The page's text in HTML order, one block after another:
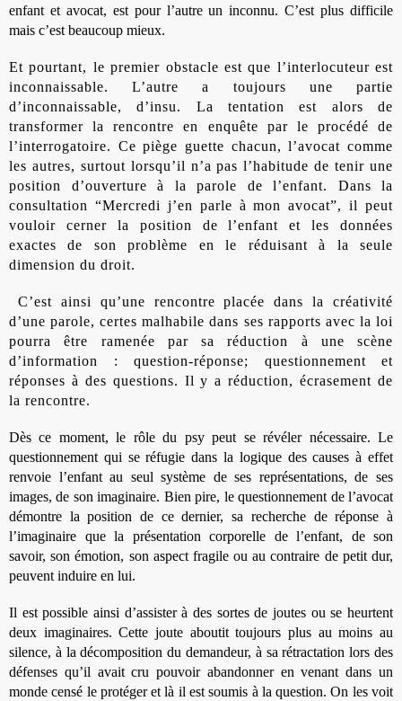
enfant et avocat, est pour l’autre un inconnu. C’est plus difficile
mais c’est beaucoup mieux.
Et pourtant, le premier obstacle est que l’interlocuteur est
inconnaissable. L’autre a toujours une partie
d’inconnaissable, d’insu. La tentation est alors de
transformer la rencontre en enquête par le procédé de
l’interrogatoire. Ce piège guette chacun, l’avocat comme
les autres, surtout lorsqu’il n’a pas l’habitude de tenir une
position d’ouverture à la parole de l’enfant. Dans la
consultation “Mercredi j’en parle à mon avocat”, il peut
vouloir cerner la position de l’enfant et les données
exactes de son problème en le réduisant à la seule
dimension du droit.
C’est ainsi qu’une rencontre placée dans la créativité
d’une parole, certes malhabile dans ses rapports avec la loi
pourra être ramenée par sa réduction à une scène
d’information : question-réponse; questionnement et
réponses à des questions. Il y a réduction, écrasement de
la rencontre.
Dès ce moment, le rôle du psy peut se révéler nécessaire. Le
questionnement qui se réfugie dans la logique des causes à effet
renvoie l’enfant au seul système de ses représentations, de ses
images, de son imaginaire. Bien pire, le questionnement de l’avocat
démontre la position de ce dernier, sa recherche de réponse à
l’imaginaire que la présentation corporelle de l’enfant, de son
savoir, son émotion, son aspect fragile ou au contraire de petit dur,
peuvent induire en lui.
Il est possible ainsi d’assister à des sortes de joutes ou se heurtent
deux imaginaires. Cette joute aboutit toujours plus au moins au
silence, à la décomposition du demandeur, à sa rétractation lors des
défenses qu’il avait cru pouvoir abandonner en venant dans un
monde censé le protéger et là il est soumis à la question. On les voit